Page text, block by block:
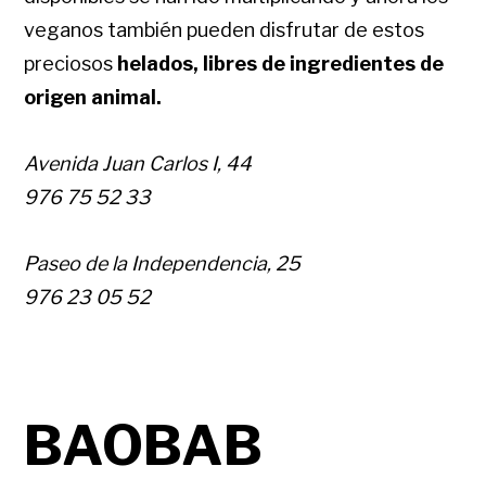
veganos también pueden disfrutar de estos
preciosos helados, libres de ingredientes de
origen animal.
Avenida Juan Carlos I, 44
976 75 52 33
Paseo de la Independencia, 25
976 23 05 52
BAOBAB